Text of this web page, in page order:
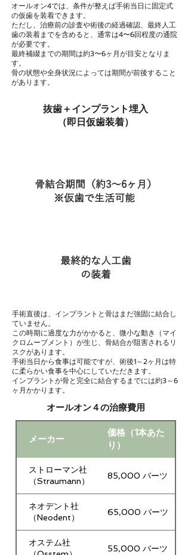
オールオン4では、条件が整えば手術当日に固定式
の仮歯を装着できます。
ただし、治療前の診査や術後の経過確認、最終人工
歯の装着までを含めると、通常は4〜6回程度の通院
が必要です。
最終補綴までの期間は約3〜6ヶ月が目安となりま
す。
骨の状態や全身状況によっては期間が前後すること
があります。
抜歯＋インプラント埋入
（即日仮歯装着）
骨結合期間 （約3～6ヶ月）
※仮歯で生活可能
最終的な人工歯
の装着
手術直後は、インプラントと骨はまだ強固に結合し
ていません。
この時期に過度な力がかかると、微小な動き（マイ
クロムーブメント）が生じ、骨結合が阻害されるリ
スクがあります。
手術当日から食事は可能ですが、術後1～2ヶ月は特
に柔らかい食事を中心にしていただきます。
インプラントが骨と完全に結合するまでには約3～6
ヶ月かかります。
オールオン４の治療費用
メーカー
価格（1本あた
り）
ストローマン社
（Straumann）
85,000 バーツ
ネオデント社
（Neodent）
65,000 バーツ
オステム社
55,000 バーツ